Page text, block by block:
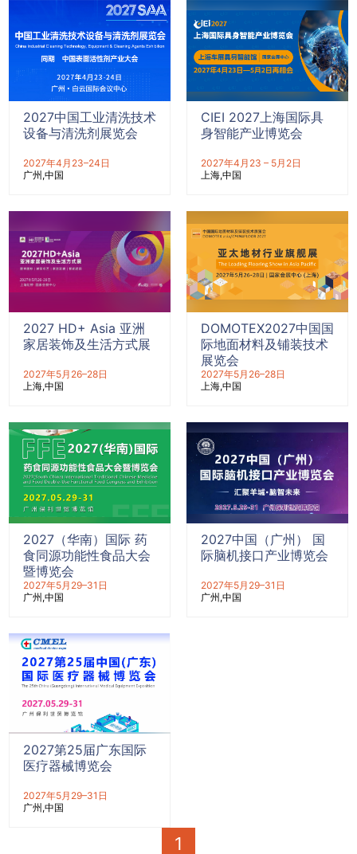
2027中国工业清洗技术
设备与清洗剂展览会
2027年4月23–24日
广州 中国
CIEI 2027上海国际具
身智能产业博览会
2027年4月23 – 5月2日
上海 中国
2027 HD+ Asia 亚洲
家居装饰及生活方式展
2027年5月26–28日
上海 中国
DOMOTEX2027中国国
际地面材料及铺装技术
展览会
2027年5月26–28日
上海 中国
2027（华南）国际 药
食同源功能性食品大会
暨博览会
2027年5月29–31日
广州 中国
2027中国（广州） 国
际脑机接口产业博览会
2027年5月29–31日
广州 中国
2027第25届广东国际
医疗器械博览会
2027年5月29–31日
广州 中国
1